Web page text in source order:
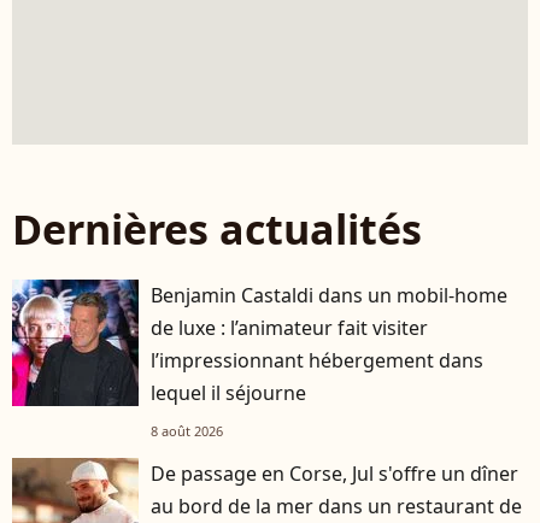
Dernières actualités
Benjamin Castaldi dans un mobil-home
de luxe : l’animateur fait visiter
l’impressionnant hébergement dans
lequel il séjourne
8 août 2026
De passage en Corse, Jul s'offre un dîner
au bord de la mer dans un restaurant de